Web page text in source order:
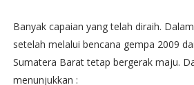
Banyak capaian yang telah diraih.
setelah melalui bencana gempa 2009
Sumatera Barat tetap bergerak maju.
menunjukkan :